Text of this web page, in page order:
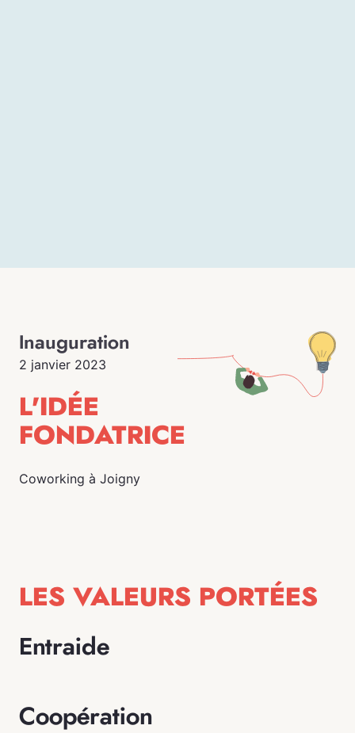
Inauguration
2 janvier 2023
L'IDÉE
FONDATRICE
Coworking à Joigny
LES VALEURS PORTÉES
Entraide
Coopération